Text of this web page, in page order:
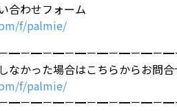
合わせフォーム
f/palmie/
━－━－━－━－━－━－━－
なかった場合はこちらからお問合
f/palmie/
━－━－━－━－━－━－━－